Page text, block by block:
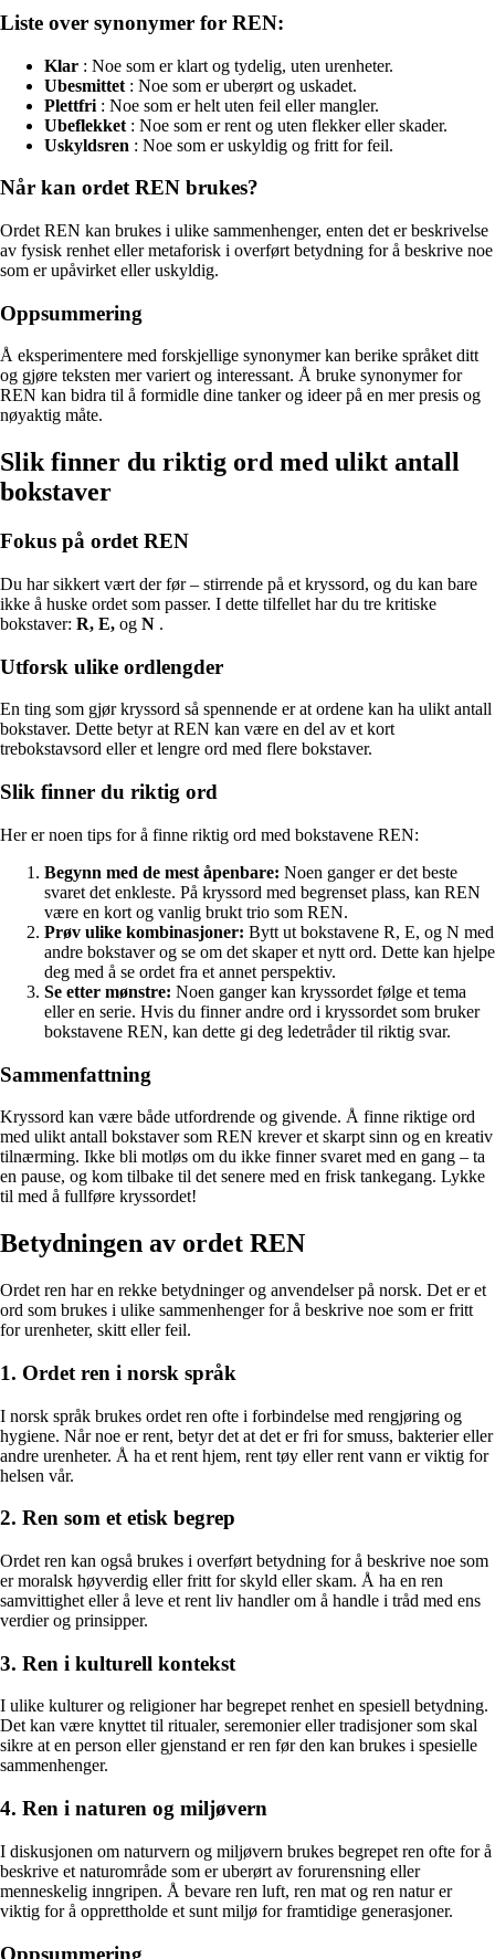
Liste over synonymer for REN:
Klar : Noe som er klart og tydelig, uten urenheter.
Ubesmittet : Noe som er uberørt og uskadet.
Plettfri : Noe som er helt uten feil eller mangler.
Ubeflekket : Noe som er rent og uten flekker eller skader.
Uskyldsren : Noe som er uskyldig og fritt for feil.
Når kan ordet REN brukes?
Ordet REN kan brukes i ulike sammenhenger, enten det er beskrivelse
av fysisk renhet eller metaforisk i overført betydning for å beskrive noe
som er upåvirket eller uskyldig.
Oppsummering
Å eksperimentere med forskjellige synonymer kan berike språket ditt
og gjøre teksten mer variert og interessant. Å bruke synonymer for
REN kan bidra til å formidle dine tanker og ideer på en mer presis og
nøyaktig måte.
Slik finner du riktig ord med ulikt antall
bokstaver
Fokus på ordet REN
Du har sikkert vært der før – stirrende på et kryssord, og du kan bare
ikke å huske ordet som passer. I dette tilfellet har du tre kritiske
bokstaver: R, E, og N .
Utforsk ulike ordlengder
En ting som gjør kryssord så spennende er at ordene kan ha ulikt antall
bokstaver. Dette betyr at REN kan være en del av et kort
trebokstavsord eller et lengre ord med flere bokstaver.
Slik finner du riktig ord
Her er noen tips for å finne riktig ord med bokstavene REN:
Begynn med de mest åpenbare: Noen ganger er det beste
svaret det enkleste. På kryssord med begrenset plass, kan REN
være en kort og vanlig brukt trio som REN.
Prøv ulike kombinasjoner: Bytt ut bokstavene R, E, og N med
andre bokstaver og se om det skaper et nytt ord. Dette kan hjelpe
deg med å se ordet fra et annet perspektiv.
Se etter mønstre: Noen ganger kan kryssordet følge et tema
eller en serie. Hvis du finner andre ord i kryssordet som bruker
bokstavene REN, kan dette gi deg ledetråder til riktig svar.
Sammenfattning
Kryssord kan være både utfordrende og givende. Å finne riktige ord
med ulikt antall bokstaver som REN krever et skarpt sinn og en kreativ
tilnærming. Ikke bli motløs om du ikke finner svaret med en gang – ta
en pause, og kom tilbake til det senere med en frisk tankegang. Lykke
til med å fullføre kryssordet!
Betydningen av ordet REN
Ordet ren har en rekke betydninger og anvendelser på norsk. Det er et
ord som brukes i ulike sammenhenger for å beskrive noe som er fritt
for urenheter, skitt eller feil.
1. Ordet ren i norsk språk
I norsk språk brukes ordet ren ofte i forbindelse med rengjøring og
hygiene. Når noe er rent, betyr det at det er fri for smuss, bakterier eller
andre urenheter. Å ha et rent hjem, rent tøy eller rent vann er viktig for
helsen vår.
2. Ren som et etisk begrep
Ordet ren kan også brukes i overført betydning for å beskrive noe som
er moralsk høyverdig eller fritt for skyld eller skam. Å ha en ren
samvittighet eller å leve et rent liv handler om å handle i tråd med ens
verdier og prinsipper.
3. Ren i kulturell kontekst
I ulike kulturer og religioner har begrepet renhet en spesiell betydning.
Det kan være knyttet til ritualer, seremonier eller tradisjoner som skal
sikre at en person eller gjenstand er ren før den kan brukes i spesielle
sammenhenger.
4. Ren i naturen og miljøvern
I diskusjonen om naturvern og miljøvern brukes begrepet ren ofte for å
beskrive et naturområde som er uberørt av forurensning eller
menneskelig inngripen. Å bevare ren luft, ren mat og ren natur er
viktig for å opprettholde et sunt miljø for framtidige generasjoner.
Oppsummering